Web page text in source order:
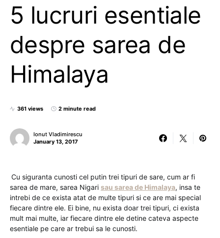
5 lucruri esentiale
despre sarea de
Himalaya
361 views 2 minute read
Ionut Vladimirescu
January 13, 2017
Cu siguranta cunosti cel putin trei tipuri de sare, cum ar fi
sarea de mare, sarea Nigari sau sarea de Himalaya, insa te
intrebi de ce exista atat de multe tipuri si ce are mai special
fiecare dintre ele. Ei bine, nu exista doar trei tipuri, ci exista
mult mai multe, iar fiecare dintre ele detine cateva aspecte
esentiale pe care ar trebui sa le cunosti.